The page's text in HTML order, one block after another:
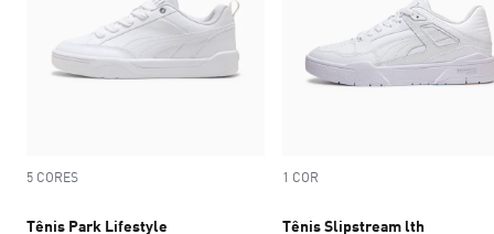
5 CORES
Tênis Park Lifestyle
1 COR
Tênis Slipstream lth